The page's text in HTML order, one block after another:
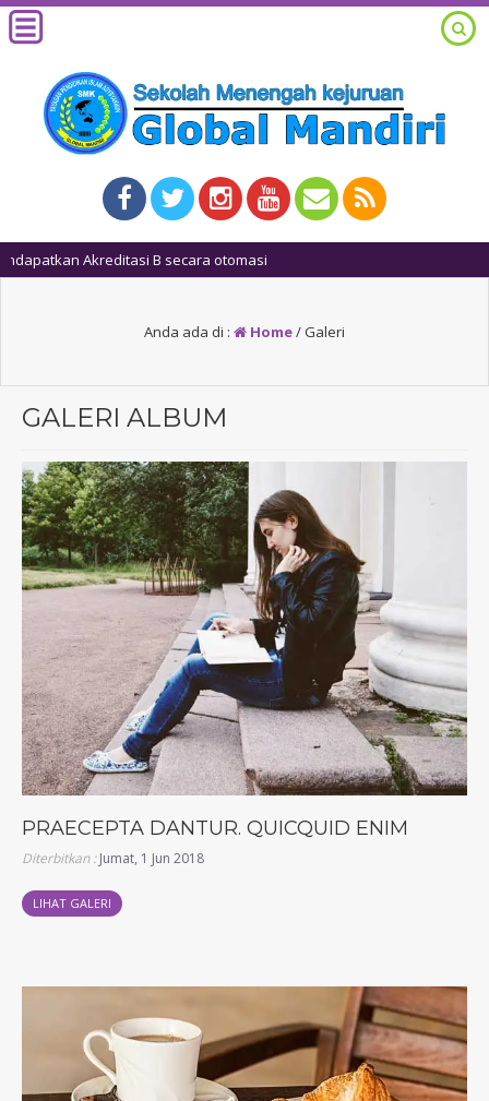
Anda ada di : Home/ Galeri
GALERI ALBUM
PRAECEPTA DANTUR. QUICQUID ENIM
Diterbitkan :Jumat, 1 Jun 2018
LIHAT GALERI